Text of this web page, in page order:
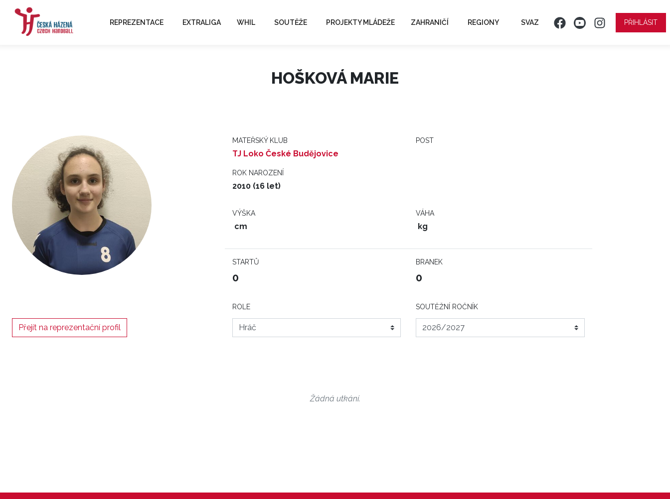
REPREZENTACE EXTRALIGA WHIL SOUTĚŽE PROJEKTY MLÁDEŽE ZAHRANIČÍ REGIONY SVAZ PŘIHLÁSIT
HOŠKOVÁ MARIE
MATEŘSKÝ KLUB
TJ Loko České Budějovice
POST
ROK NAROZENÍ
2010 (16 let)
VÝŠKA
cm
VÁHA
kg
STARTŮ
0
BRANEK
0
Přejít na reprezentační profil
ROLE SOUTĚŽNÍ ROČNÍK
Žádná utkání.